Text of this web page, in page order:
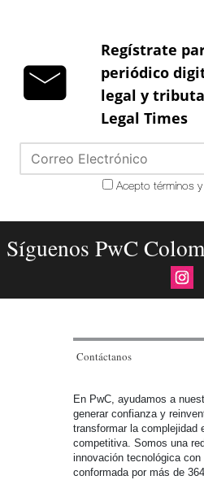
Regístrate
periódico
legal y
Legal Times
Acepto términos
Síguenos PwC
Contáctanos
En PwC, ayudamos a
generar confianza y
transformar la complejidad
competitiva. Somos una
innovación tecnológica
conformada por más de